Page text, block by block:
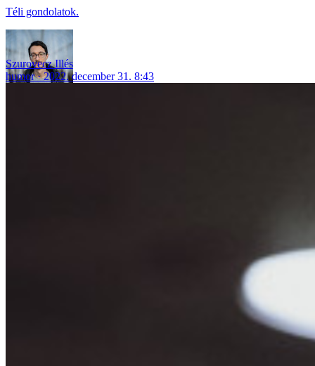
Téli gondolatok.
Szurovecz Illés
humor
2022. december 31. 8:43